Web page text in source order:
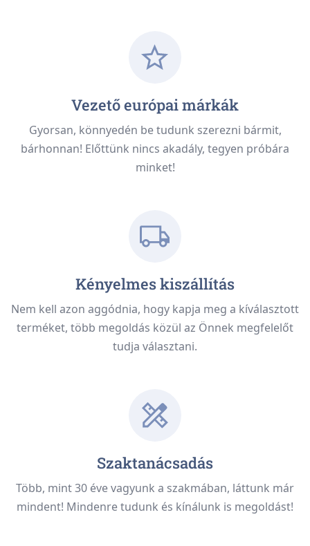
Vezető európai márkák
Gyorsan, könnyedén be tudunk szerezni bármit,
bárhonnan! Előttünk nincs akadály, tegyen próbára
minket!
Kényelmes kiszállítás
Nem kell azon aggódnia, hogy kapja meg a kíválasztott
terméket, több megoldás közül az Önnek megfelelőt
tudja választani.
Szaktanácsadás
Több, mint 30 éve vagyunk a szakmában, láttunk már
mindent! Mindenre tudunk és kínálunk is megoldást!